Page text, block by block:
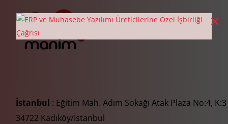
İstanbul : Eğitim Mah. Adım Sokağı Atak Plaza No:4,
34722 Kadıköy/İstanbul